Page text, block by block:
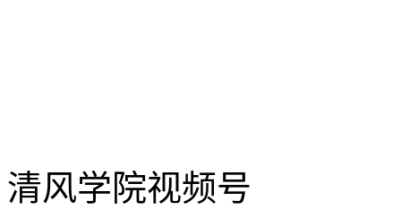
清风学院视频号